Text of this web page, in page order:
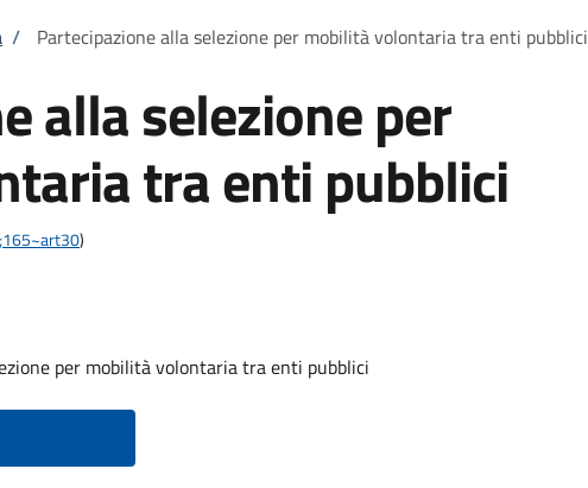
/ Partecipazione alla selezione per mobilità volontaria tra enti pubblici
alla selezione per
tra enti pubblici
)
per mobilità volontaria tra enti pubblici